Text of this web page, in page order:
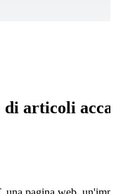
di articoli